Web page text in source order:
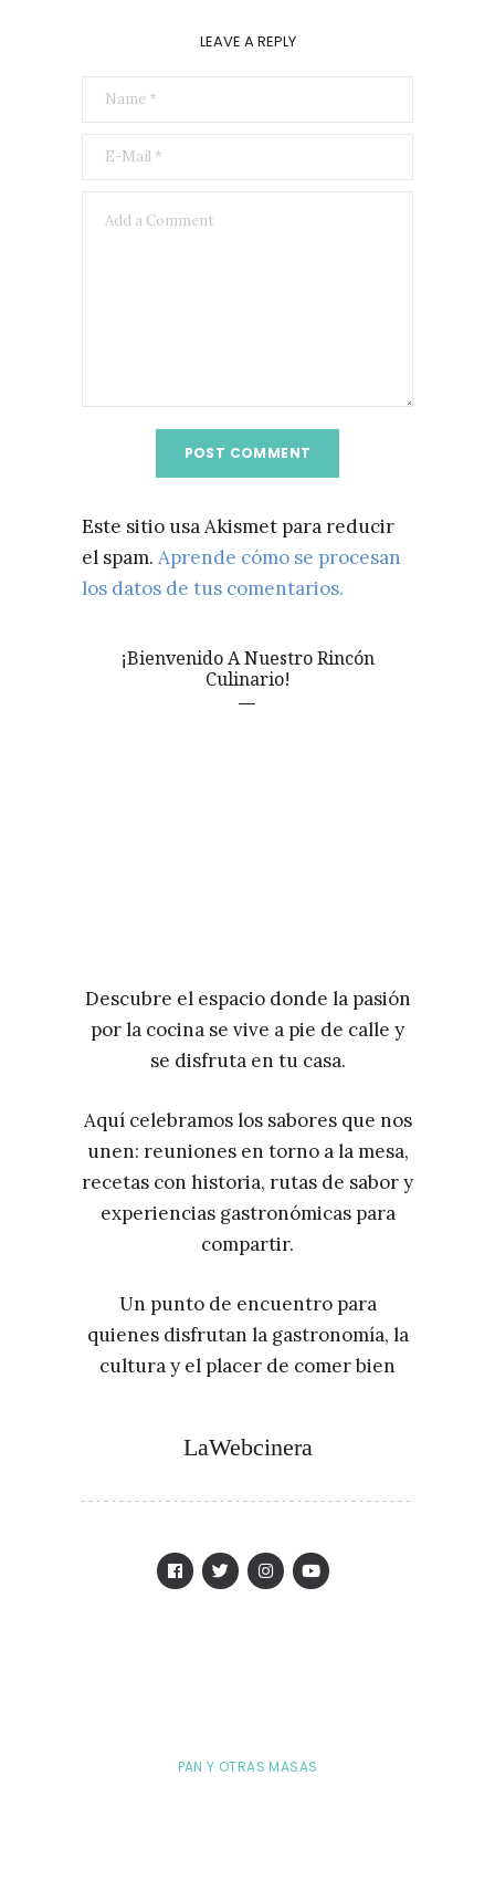
LEAVE A REPLY
Este sitio usa Akismet para reducir
el spam. Aprende cómo se procesan
los datos de tus comentarios.
¡Bienvenido A Nuestro Rincón
Culinario!
Descubre el espacio donde la pasión
por la cocina se vive a pie de calle y
se disfruta en tu casa.
Aquí celebramos los sabores que nos
unen: reuniones en torno a la mesa,
recetas con historia, rutas de sabor y
experiencias gastronómicas para
compartir.
Un punto de encuentro para
quienes disfrutan la gastronomía, la
cultura y el placer de comer bien
LaWebcinera
PAN Y OTRAS MASAS